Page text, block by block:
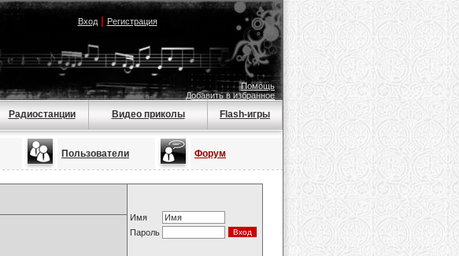
Вход| Регистрация
Помощь
Добавить в избранное
Радиостанции Видео приколы Flash-игры
Пользователи Форум
Имя
Пароль